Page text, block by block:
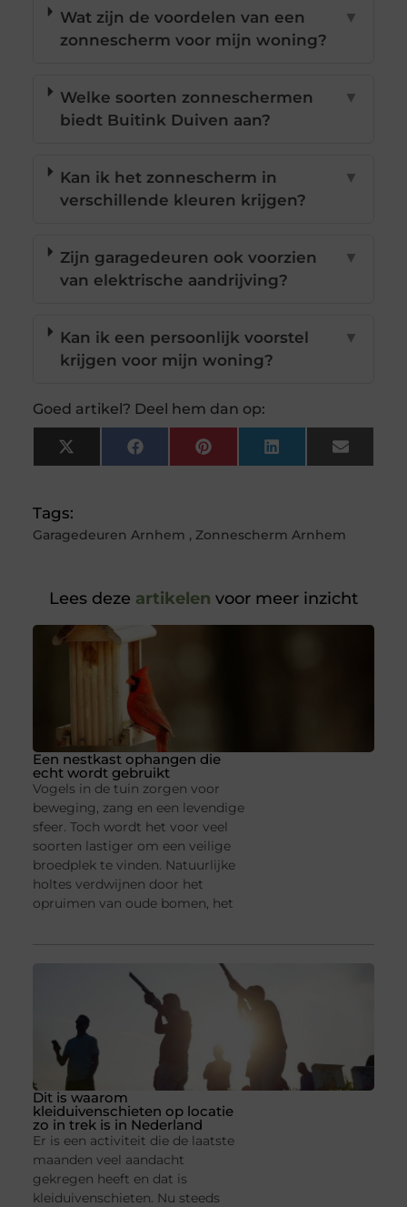
Wat zijn de voordelen van een
zonnescherm voor mijn woning?
▼
Welke soorten zonneschermen
biedt Buitink Duiven aan?
▼
Kan ik het zonnescherm in
verschillende kleuren krijgen?
▼
Zijn garagedeuren ook voorzien
van elektrische aandrijving?
▼
Kan ik een persoonlijk voorstel
krijgen voor mijn woning?
▼
Goed artikel? Deel hem dan op:
X
(Twitter)
FacebookPinterestLinkedInEmail
Tags:
Garagedeuren Arnhem , Zonnescherm Arnhem
Lees deze artikelen voor meer inzicht
Een nestkast ophangen die
echt wordt gebruikt
Vogels in de tuin zorgen voor
beweging, zang en een levendige
sfeer. Toch wordt het voor veel
soorten lastiger om een veilige
broedplek te vinden. Natuurlijke
holtes verdwijnen door het
opruimen van oude bomen, het
Dit is waarom
kleiduivenschieten op locatie
zo in trek is in Nederland
Er is een activiteit die de laatste
maanden veel aandacht
gekregen heeft en dat is
kleiduivenschieten. Nu steeds